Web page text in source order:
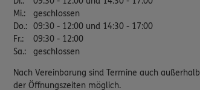
Mi.:
geschlossen
Do.: 09:30 - 12:00 und 14:30 - 17:00
Fr.:
09:30 - 12:00
Sa.: geschlossen
Nach Vereinbarung sind Termine auch außerhalb
der Öffnungszeiten möglich.